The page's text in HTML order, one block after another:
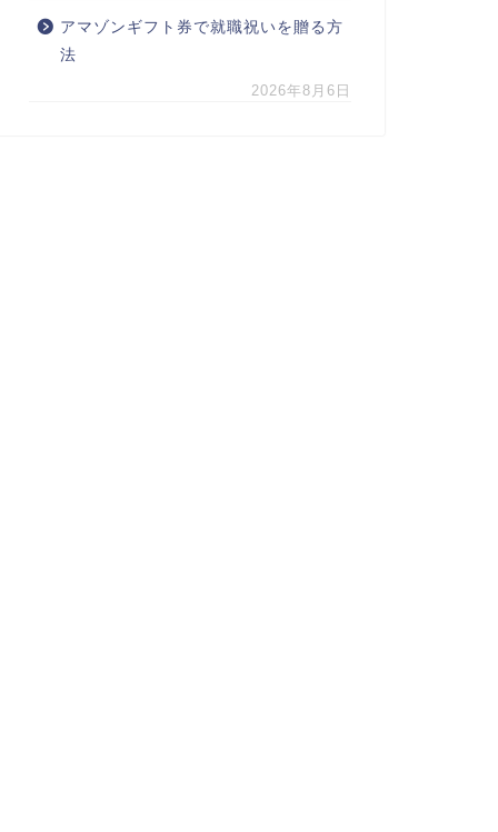
アマゾンギフト券で就職祝いを贈る方
法
2026年8月6日